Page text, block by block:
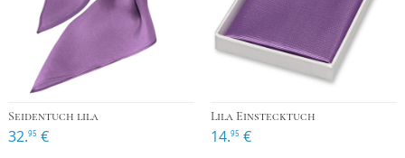
Seidentuch lila
32.95 €
Lila Einstecktuch
14.95 €